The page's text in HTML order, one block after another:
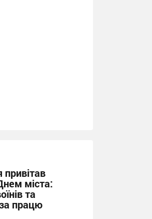
міста:
та
працю